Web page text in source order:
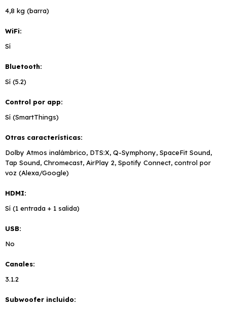
4,8 kg (barra)
WiFi
Sí
Bluetooth
Sí (5.2)
Control por app
Sí (SmartThings)
Otras características
Dolby Atmos inalámbrico, DTS:X, Q-Symphony, SpaceFit Sound,
Tap Sound, Chromecast, AirPlay 2, Spotify Connect, control por
voz (Alexa/Google)
HDMI
Sí (1 entrada + 1 salida)
USB
No
Canales
3.1.2
Subwoofer incluido